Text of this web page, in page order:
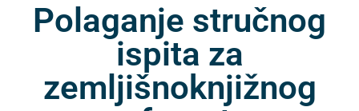
Polaganje stručnog
ispita za
zemljišnoknjižnog